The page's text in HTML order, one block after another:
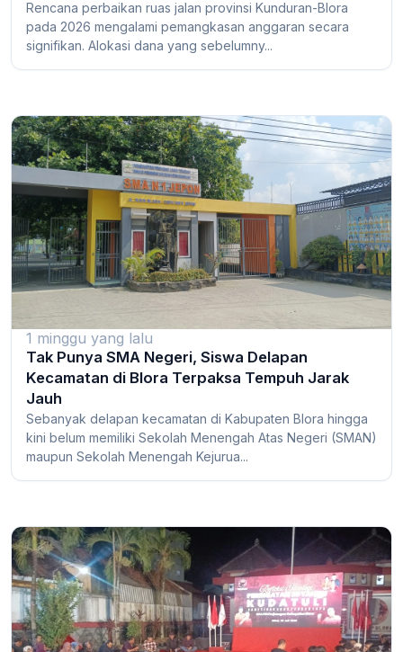
Rencana perbaikan ruas jalan provinsi Kunduran-Blora
pada 2026 mengalami pemangkasan anggaran secara
signifikan. Alokasi dana yang sebelumny...
1 minggu yang lalu
Tak Punya SMA Negeri, Siswa Delapan
Kecamatan di Blora Terpaksa Tempuh Jarak
Jauh
Sebanyak delapan kecamatan di Kabupaten Blora hingga
kini belum memiliki Sekolah Menengah Atas Negeri (SMAN)
maupun Sekolah Menengah Kejurua...